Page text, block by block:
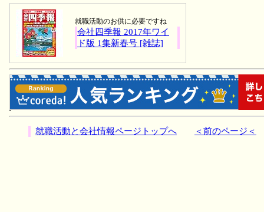
就職活動のお供に必要ですね
会社四季報 2017年ワイ
ド版 1集新春号 [雑誌]
就職活動と会社情報ページトップへ ＜前のページ＜